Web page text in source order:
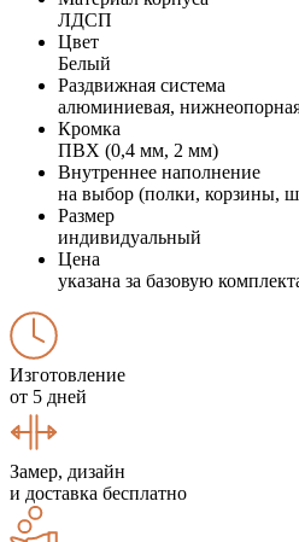
ЛДСП
Цвет
Белый
Раздвижная система
алюминиевая,
Кромка
ПВХ (0,4 мм, 2 мм)
Внутреннее наполнение
на выбор (полки, корзины,
Размер
индивидуальный
Цена
указана за базовую
Изготовление
от 5 дней
Замер, дизайн
и доставка бесплатно